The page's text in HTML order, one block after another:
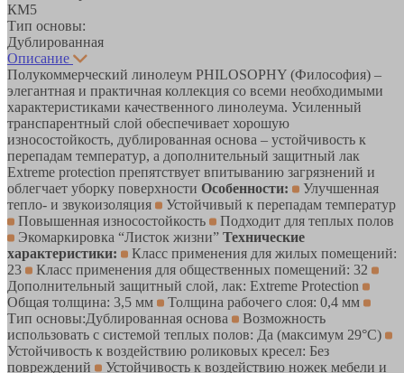
КМ5
Тип основы:
Дублированная
Описание
Полукоммерческий линолеум PHILOSOPHY (Философия) –
элегантная и практичная коллекция со всеми необходимыми
характеристиками качественного линолеума. Усиленный
транспарентный слой обеспечивает хорошую
износостойкость, дублированная основа – устойчивость к
перепадам температур, а дополнительный защитный лак
Extreme protection препятствует впитыванию загрязнений и
облегчает уборку поверхности Особенности:
Улучшенная
тепло- и звукоизоляция
Устойчивый к перепадам температур
Повышенная износостойкость
Подходит для теплых полов
Экомаркировка “Листок жизни” Технические
характеристики:
Класс применения для жилых помещений:
23
Класс применения для общественных помещений: 32
Дополнительный защитный слой, лак: Extreme Protection
Общая толщина: 3,5 мм
Толщина рабочего слоя: 0,4 мм
Тип основы:Дублированная основа
Возможность
использовать с системой теплых полов: Да (максимум 29°C)
Устойчивость к воздействию роликовых кресел: Без
повреждений
Устойчивость к воздействию ножек мебели и